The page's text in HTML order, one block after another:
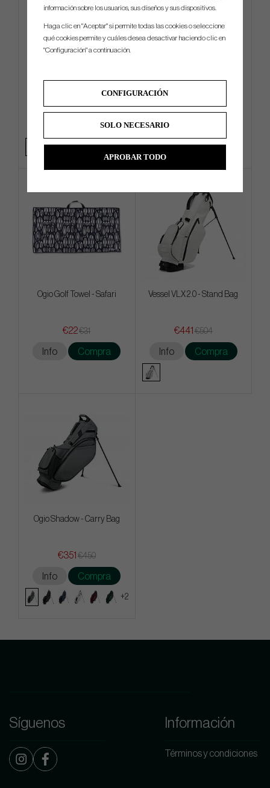
€495€589
Compra
€314€387
Info
Ogio Golf Towel - Safari
€22€31
Info Compra
Vessel VLX 2.0 - Stand Bag
€441 €504
Info Compra
Ogio Shadow - Carry Bag
€351 €450
Info Compra
+2
Síguenos Información
Términos y condiciones
información sobre los usuarios, sus diseños y sus dispositivos.
Haga clic en "Aceptar" si permite todas las cookies o seleccione
qué cookies permite y cuáles desea desactivar haciendo clic en
"Configuración" a continuación.
CONFIGURACIÓN
SOLO NECESARIO
APROBAR TODO